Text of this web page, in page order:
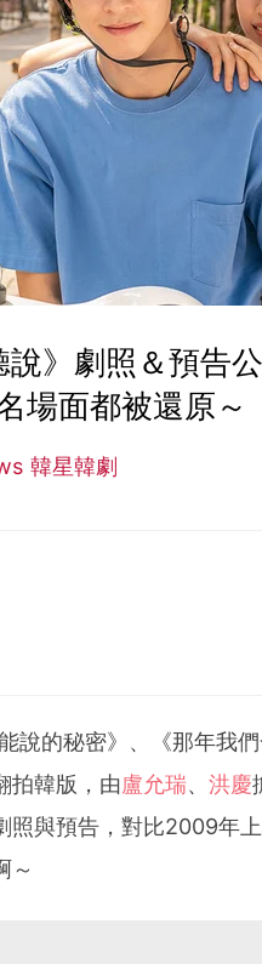
》劇照＆預告
場面都被還原～
韓星韓劇
的秘密》、《那年我們
拍韓版，由盧允瑞、 洪慶
照與預告，對比2009年
～